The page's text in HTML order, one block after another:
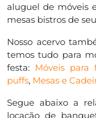
aluguel de móveis
mesas bistros de
Nosso acervo
temos tudo para
festa: Móveis para
puffs, Mesas e
Segue abaixo a
locação de